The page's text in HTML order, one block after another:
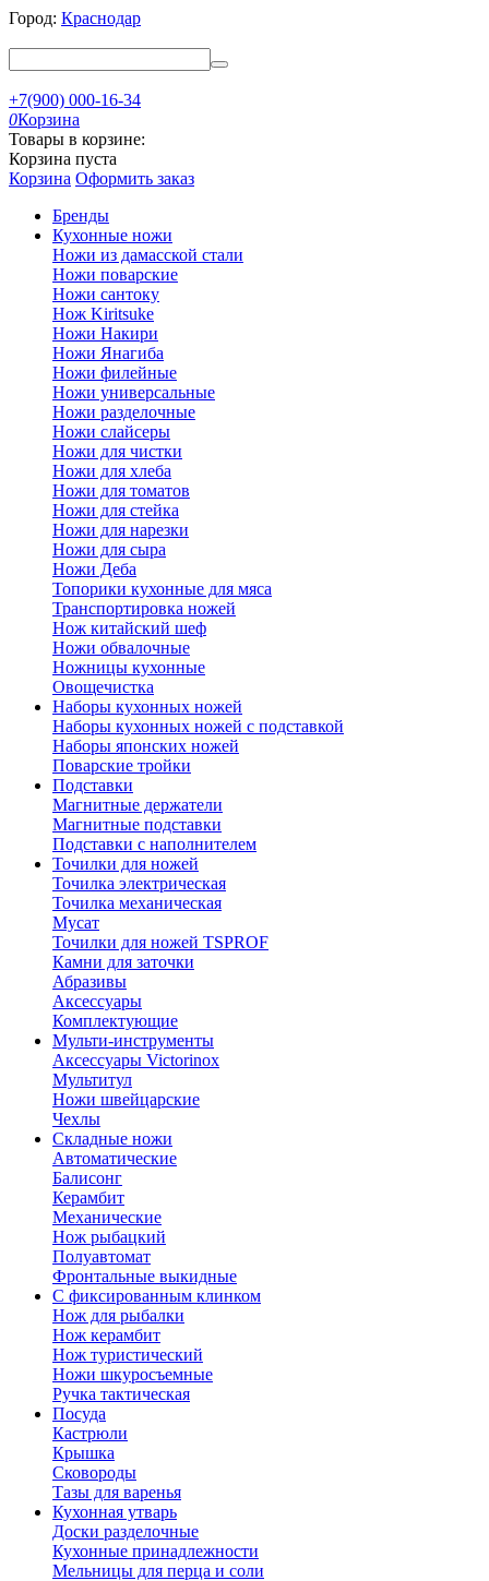
Город: Краснодар
+7(900) 000-16-34
0Корзина
Товары в корзине:
Корзина пуста
Корзина Оформить заказ
Бренды
Кухонные ножи
Ножи из дамасской стали
Ножи поварские
Ножи сантоку
Нож Kiritsuke
Ножи Накири
Ножи Янагиба
Ножи филейные
Ножи универсальные
Ножи разделочные
Ножи слайсеры
Ножи для чистки
Ножи для хлеба
Ножи для томатов
Ножи для стейка
Ножи для нарезки
Ножи для сыра
Ножи Деба
Топорики кухонные для мяса
Транспортировка ножей
Нож китайский шеф
Ножи обвалочные
Ножницы кухонные
Овощечистка
Наборы кухонных ножей
Наборы кухонных ножей с подставкой
Наборы японских ножей
Поварские тройки
Подставки
Магнитные держатели
Магнитные подставки
Подставки с наполнителем
Точилки для ножей
Точилка электрическая
Точилка механическая
Мусат
Точилки для ножей TSPROF
Камни для заточки
Абразивы
Аксессуары
Комплектующие
Мульти-инструменты
Аксессуары Victorinox
Мультитул
Ножи швейцарские
Чехлы
Складные ножи
Автоматические
Балисонг
Керамбит
Механические
Нож рыбацкий
Полуавтомат
Фронтальные выкидные
С фиксированным клинком
Нож для рыбалки
Нож керамбит
Нож туристический
Ножи шкуросъемные
Ручка тактическая
Посуда
Кастрюли
Крышка
Сковороды
Тазы для варенья
Кухонная утварь
Доски разделочные
Кухонные принадлежности
Мельницы для перца и соли